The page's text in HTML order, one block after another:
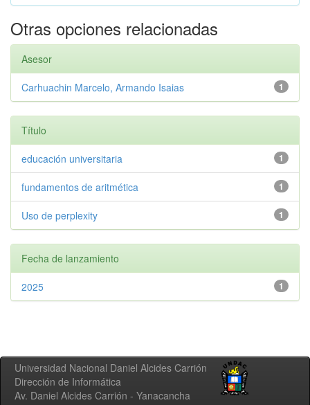
Otras opciones relacionadas
Asesor
1
Carhuachin Marcelo, Armando Isaias
Título
1
educación universitaria
1
fundamentos de aritmética
1
Uso de perplexity
Fecha de lanzamiento
1
2025
Universidad Nacional Daniel Alcides Carrión
Dirección de Informática
Av. Daniel Alcides Carrión - Yanacancha